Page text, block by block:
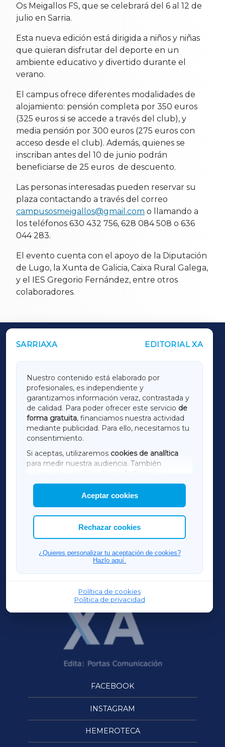
Os Meigallos FS, que se celebrará del 6 al 12 de
julio en Sarria.
Esta nueva edición está dirigida a niños y niñas
que quieran disfrutar del deporte en un
ambiente educativo y divertido durante el
verano.
El campus ofrece diferentes modalidades de
alojamiento: pensión completa por 350 euros
(325 euros si se accede a través del club), y
media pensión por 300 euros (275 euros con
acceso desde el club). Además, quienes se
inscriban antes del 10 de junio podrán
beneficiarse de 25 euros de descuento.
Las personas interesadas pueden reservar su
plaza contactando a través del correo
campusosmeigallos@gmail.com o llamando a
los teléfonos 630 432 756, 628 084 508 o 636
044 283.
El evento cuenta con el apoyo de la Diputación
de Lugo, la Xunta de Galicia, Caixa Rural Galega,
y el IES Gregorio Fernández, entre otros
colaboradores.
SARRIAXA EDITORIAL XA
Nuestro contenido está elaborado por
profesionales, es independiente y
garantizamos información veraz, contrastada y
de calidad. Para poder ofrecer este servicio de
forma gratuita, financiamos nuestra actividad
mediante publicidad. Para ello, necesitamos tu
consentimiento.
Si aceptas, utilizaremos cookies de analítica
para medir nuestra audiencia. También
utilizaremos
cookies de marketing
mostrar publicidad de terceros.
Asimismo, puedes personalizar la elección de
las cookies que deseas permitir.
Aceptar cookies
Rechazar cookies
¿Quieres personalizar tu aceptación de cookies?
Hazlo aquí.
Política de cookies
Política de privacidad
OUTROS PERIÓDICOS
LUGOXA
TERRACHAXA
AMARIÑAXA
RIBEIRASACRAXA
ACORUÑAXA
FERROLXA
OURENSEXA
FACEBOOK
INSTAGRAM
HEMEROTECA